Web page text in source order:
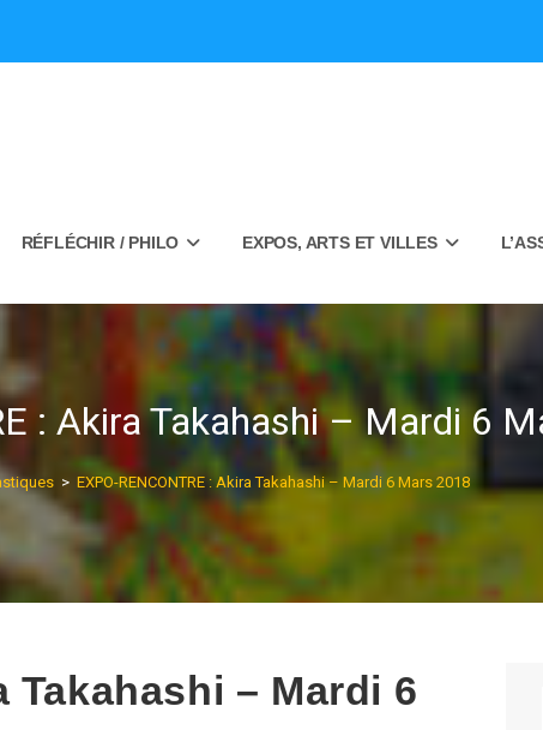
RÉFLÉCHIR / PHILO EXPOS, ARTS ET VILLES
: Akira Takahashi – Mardi 6
> EXPO-RENCONTRE : Akira Takahashi – Mardi 6 Mars 2018
Takahashi – Mardi 6